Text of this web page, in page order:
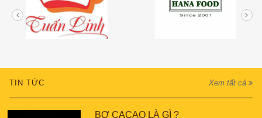
TIN TỨC Xem tất cả
BƠ CACAO LÀ GÌ ?